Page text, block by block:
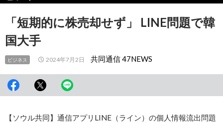
へ
「短期的に株売却せず」 LINE問題で韓
国大手
ビジネス 2024年7月2日 共同通信 47NEWS
【ソウル共同】通信アプリLINE（ライン）の個人情報流出問題